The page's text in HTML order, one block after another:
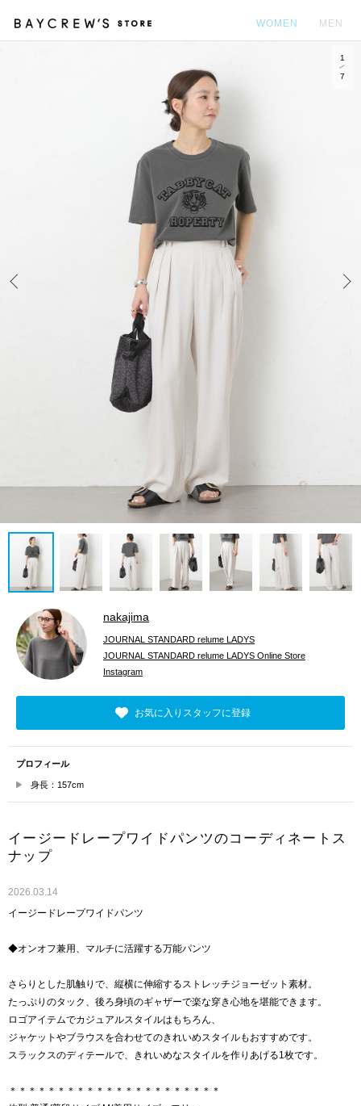
WOMEN MEN
1
7
nakajima
JOURNAL STANDARD relume LADYS
JOURNAL STANDARD relume LADYS Online Store
Instagram
お気に入りスタッフに登録
プロフィール
身長：157cm
イージードレープワイドパンツのコーディネートス
ナップ
2026.03.14
イージードレープワイドパンツ
◆オンオフ兼用、マルチに活躍する万能パンツ
さらりとした肌触りで、縦横に伸縮するストレッチジョーゼット素材。
たっぷりのタック、後ろ身頃のギャザーで楽な穿き心地を堪能できます。
ロゴアイテムでカジュアルスタイルはもちろん、
ジャケットやブラウスを合わせてのきれいめスタイルもおすすめです。
スラックスのディテールで、きれいめなスタイルを作りあげる1枚です。
＊＊＊＊＊＊＊＊＊＊＊＊＊＊＊＊＊＊＊＊＊＊